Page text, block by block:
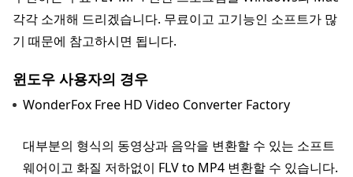
각각 소개해 드리겠습니다. 무료이고 고기능인 소프트가 많
기 때문에 참고하시면 됩니다.
윈도우 사용자의 경우
WonderFox Free HD Video Converter Factory
대부분의 형식의 동영상과 음악을 변환할 수 있는 소프트
웨어이고 화질 저하없이 FLV to MP4 변환할 수 있습니다.